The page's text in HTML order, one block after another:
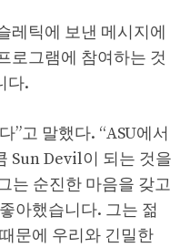
레틱에 보낸 메시지에
로그램에 참여하는 것
다.
”고 말했다. “ASU에서
Sun Devil이 되는 것을
는 순진한 마음을 갖고
아했습니다. 그는 젊
문에 우리와 긴밀한